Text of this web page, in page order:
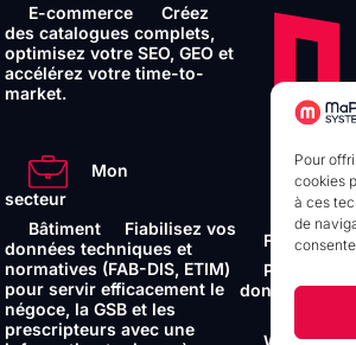
Pour
cookies
à ces
de
E-commerce
Créez
des catalogues complets,
optimisez votre SEO, GEO et
accélérez votre time-to-
market.
Mon
secteur
Bâtiment
Fiabilisez vos
données techniques et
normatives (FAB-DIS, ETIM)
pour servir efficacement le
négoce, la GSB et les
prescripteurs avec une
Portail
données